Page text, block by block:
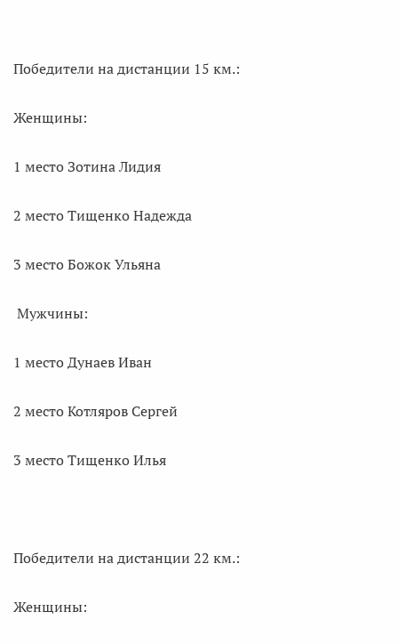
Победители на дистанции 15 км.:
Женщины:
1 место Зотина Лидия
2 место Тищенко Надежда
3 место Божок Ульяна
Мужчины:
1 место Дунаев Иван
2 место Котляров Сергей
3 место Тищенко Илья
Победители на дистанции 22 км.:
Женщины: